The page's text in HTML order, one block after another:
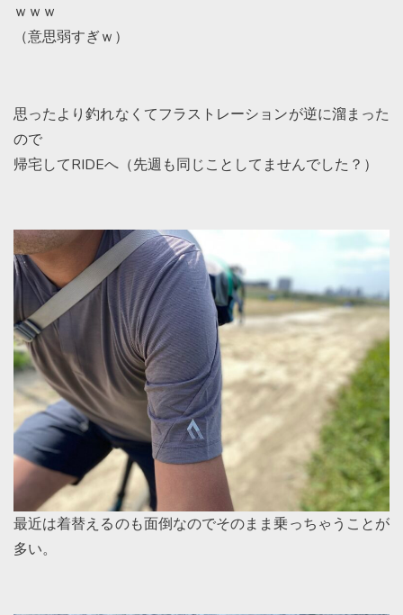
ｗｗｗ
（意思弱すぎｗ）
思ったより釣れなくてフラストレーションが逆に溜まった
ので
帰宅してRIDEへ（先週も同じことしてませんでした？）
最近は着替えるのも面倒なのでそのまま乗っちゃうことが
多い。